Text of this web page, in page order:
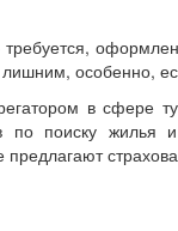
особенно,
в сфере
по поиску жилья